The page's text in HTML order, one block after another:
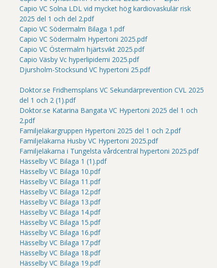
Capio VC Solna LDL vid mycket hög kardiovaskulär risk
2025 del 1 och del 2.pdf
Capio VC Södermalm Bilaga 1.pdf
Capio VC Södermalm Hypertoni 2025.pdf
Capio VC Östermalm hjärtsvikt 2025.pdf
Capio Väsby Vc hyperlipidemi 2025.pdf
Djursholm-Stocksund VC hypertoni 25.pdf
Doktor.se Fridhemsplans VC Sekundärprevention CVL 2025
del 1 och 2 (1).pdf
Doktor.se Katarina Bangata VC Hypertoni 2025 del 1 och
2.pdf
Familjeläkargruppen Hypertoni 2025 del 1 och 2.pdf
Familjeläkarna Husby VC Hypertoni 2025.pdf
Familjeläkarna i Tungelsta vårdcentral hypertoni 2025.pdf
Hässelby VC Bilaga 1 (1).pdf
Hässelby VC Bilaga 10.pdf
Hässelby VC Bilaga 11.pdf
Hässelby VC Bilaga 12.pdf
Hässelby VC Bilaga 13.pdf
Hässelby VC Bilaga 14.pdf
Hässelby VC Bilaga 15.pdf
Hässelby VC Bilaga 16.pdf
Hässelby VC Bilaga 17.pdf
Hässelby VC Bilaga 18.pdf
Hässelby VC Bilaga 19.pdf